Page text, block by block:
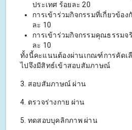
ประเทศ ร้อยละ 20
การเข้าร่วมกิจกรรมที่เกี่ยวข้อ
ละ 10
การเข้าร่วมกิจกรรมคุณธรรมจ
ละ 10
ทั้งนี้คะแนนต้องผ่านเกณฑ์การคัดเ
ไปจึงมีสิทธ์เข้าสอบสัมภาษณ์
3. สอบสัมภาษณ์ ผ่าน
4. ตรวจร่างกาย ผ่าน
5. ทดสอบบุคลิกภาพ ผ่าน